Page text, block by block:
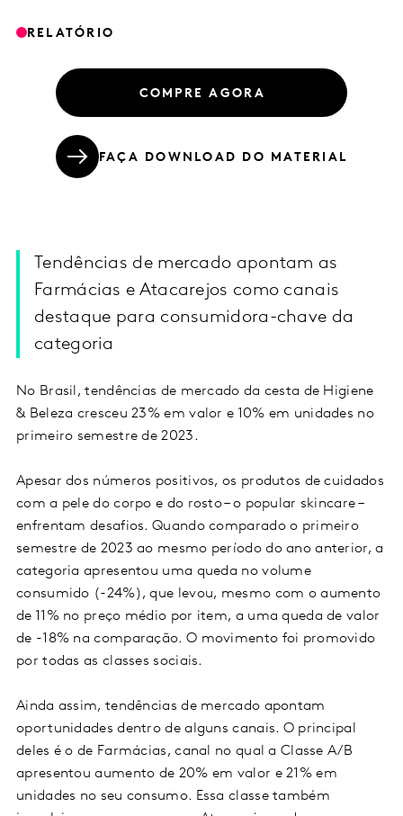
RELATÓRIO
COMPRE AGORA
FAÇA DOWNLOAD DO MATERIAL
Tendências de mercado apontam as
Farmácias e Atacarejos como canais
destaque para consumidora-chave da
categoria
No Brasil, tendências de mercado da cesta de Higiene
& Beleza cresceu 23% em valor e 10% em unidades no
primeiro semestre de 2023.
Apesar dos números positivos, os produtos de cuidados
com a pele do corpo e do rosto – o popular skincare –
enfrentam desafios. Quando comparado o primeiro
semestre de 2023 ao mesmo período do ano anterior, a
categoria apresentou uma queda no volume
consumido (-24%), que levou, mesmo com o aumento
de 11% no preço médio por item, a uma queda de valor
de -18% na comparação. O movimento foi promovido
por todas as classes sociais.
Ainda assim, tendências de mercado apontam
oportunidades dentro de alguns canais. O principal
deles é o de Farmácias, canal no qual a Classe A/B
apresentou aumento de 20% em valor e 21% em
unidades no seu consumo. Essa classe também